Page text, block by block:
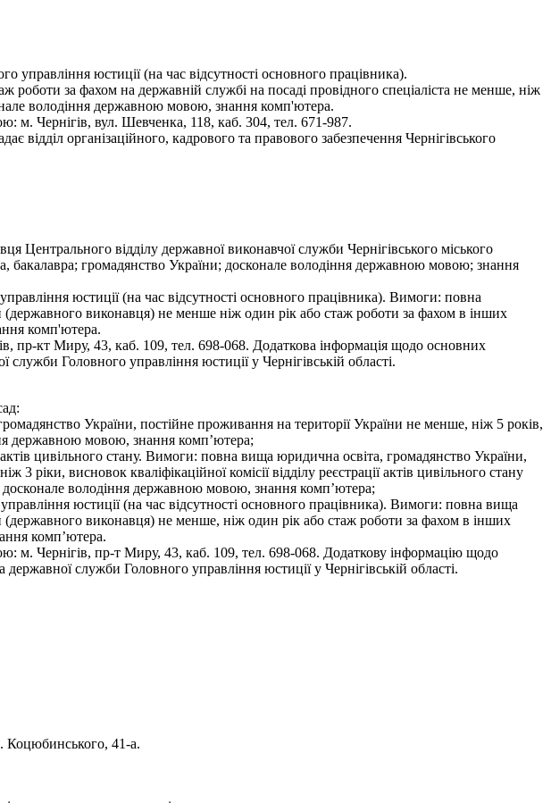
управління юстиції (на час відсутності основного працівника).
роботи за фахом на державній службі на посаді провідного спеціаліста не менше, ніж
володіння державною мовою, знання комп'ютера.
м. Чернігів, вул. Шевченка, 118, каб. 304, тел. 671-987.
організаційного, кадрового та правового забезпечення Чернігівського
Центрального відділу державної виконавчої служби Чернігівського міського
бакалавра; громадянство України; досконале володіння державною мовою; знання
юстиції (на час відсутності основного працівника). Вимоги: повна
(державного виконавця) не менше ніж один рік або стаж роботи за фахом в інших
комп'ютера.
пр-кт Миру, 43, каб. 109, тел. 698-068. Додаткова інформація щодо основних
Головного управління юстиції у Чернігівській області.
України, постійне проживання на території України не менше, ніж 5 років,
державною мовою, знання комп’ютера;
цивільного стану. Вимоги: повна вища юридична освіта, громадянство України,
висновок кваліфікаційної комісії відділу реєстрації актів цивільного стану
досконале володіння державною мовою, знання комп’ютера;
юстиції (на час відсутності основного працівника). Вимоги: повна вища
(державного виконавця) не менше, ніж один рік або стаж роботи за фахом в інших
комп’ютера.
м. Чернігів, пр-т Миру, 43, каб. 109, тел. 698-068. Додаткову інформацію щодо
служби Головного управління юстиції у Чернігівській області.
Коцюбинського, 41-а.